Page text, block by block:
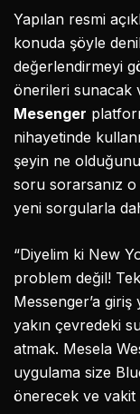
Yapılan resmi
konuda şöyle
değerlendirmeyi
önerileri sunacak
Mesenger
nihayetinde
şeyin ne
soru sorarsanız
yeni sorgularla
“Diyelim ki New
problem değil!
Messenger’a
yakın çevredeki
atmak. Mesela
uygulama size
önerecek ve vakit